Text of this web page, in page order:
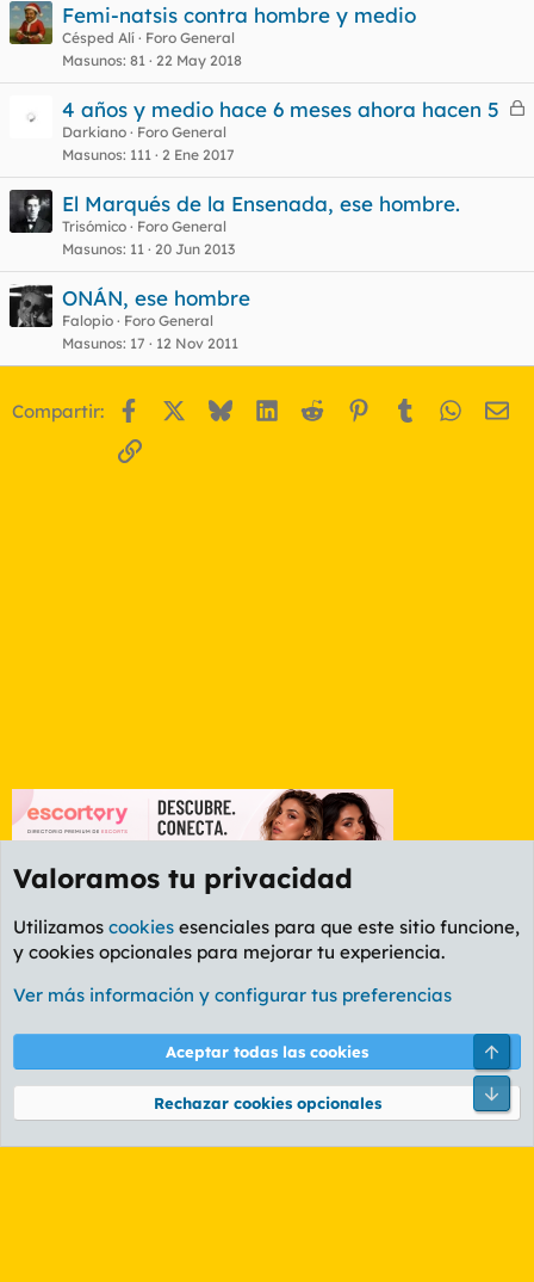
Femi-natsis contra hombre y medio
Césped Alí
Foro General
Masunos 81 22 May 2018
C
r
4 años y medio hace 6 meses ahora hacen 5
Darkiano
Foro General
Masunos 111 2 Ene 2017
El Marqués de la Ensenada, ese hombre.
Trisómico
Foro General
Masunos 11 20 Jun 2013
ONÁN, ese hombre
Falopio
Foro General
Masunos 17 12 Nov 2011
Compartir: Facebook BlueskyLinkedIn
Reddit Pinterest
Tumblr
Enlace
Foro General
Cookies
PL OLDSTYLE AMARILLO
Términos y reglas Política de privacidad Ayuda
Community platform by XenForo® © 2010-2026 XenForo Ltd.
Valoramos tu privacidad
Utilizamos cookies esenciales para que este sitio funcione,
y cookies opcionales para mejorar tu experiencia.
Ver más información y configurar tus preferencias
Aceptar todas las cookies
Rechazar cookies opcionales
Pie